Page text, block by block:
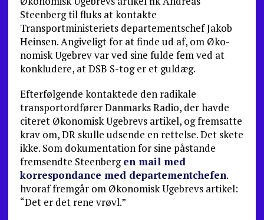
Steenberg til fluks at kontakte
Transportministeriets departements­chef Jakob
Heinsen. Angiveligt for at finde ud af, om Øko­
nomisk Ugebrev var ved sine fulde fem ved at
konkludere, at DSB S-tog er et guldæg.
Efterfølgende kontaktede den radikale
transportordfører Danmarks Radio, der havde
citeret Økonomisk Ugebrevs artikel, og fremsatte
krav om, DR skulle udsende en rettelse. Det skete
ikke. Som dokumentation for sine påstande
fremsendte Steenbergen mail med
korrespondance med departementchefen.
hvoraf fremgår om Økonomisk Ugebrevs artikel:
“Det er det rene vrøvl.”